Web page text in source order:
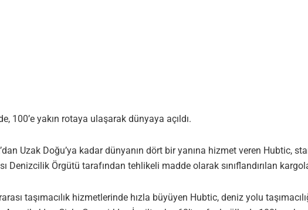
100’e yakın rotaya ulaşarak dünyaya açıldı.
Uzak Doğu’ya kadar dünyanın dört bir yanına hizmet veren Hubtic,
Denizcilik Örgütü tarafından tehlikeli madde olarak sınıflandırılan
taşımacılık hizmetlerinde hızla büyüyen Hubtic, deniz yolu